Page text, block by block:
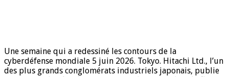
Une semaine qui a redessiné les contours de la
cyberdéfense mondiale 5 juin 2026. Tokyo. Hitachi Ltd., l’un
des plus grands conglomérats industriels japonais, publie